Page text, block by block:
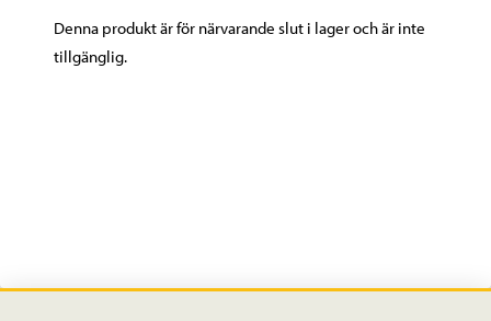
Denna produkt är för närvarande slut i lager och är inte
tillgänglig.